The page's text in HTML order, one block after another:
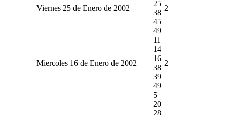
Viernes 25 de Enero de 2002
25
38
45
49
2
Miercoles 16 de Enero de 2002
11
14
16
38
39
49
2
5
20
28